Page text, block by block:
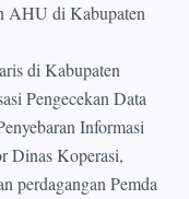
AHU di Kabupaten
di Kabupaten
Pengecekan Data
Informasi
Dinas Koperasi,
perdagangan Pemda